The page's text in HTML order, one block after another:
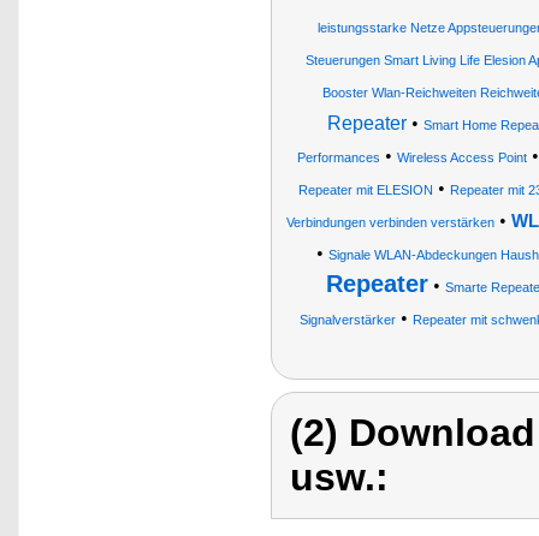
leistungsstarke Netze
Steuerungen Smart Living Life Elesion
Booster Wlan-Reichweiten
Repeater• Smart Home
Performances • Wireless Access Point
Repeater mit ELESION • Repeater mit
Verbindungen verbinden verstärken •
• Signale WLAN-Abdeckungen
Repeater• Smarte
Signalverstärker • Repeater mit
(2)
usw.: